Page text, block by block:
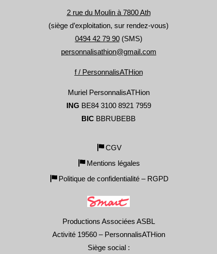
2 rue du Moulin à 7800 Ath
(siège d’exploitation, sur rendez-vous)
0494 42 79 90(SMS)
personnalisathion@gmail.com
f / PersonnalisATHion
Muriel PersonnalisATHion
ING BE84 3100 8921 7959
BIC BBRUBEBB
CGV
Mentions légales
Politique de confidentialité – RGPD
Productions Associées ASBL
Activité 19560 – PersonnalisATHion
Siège social :